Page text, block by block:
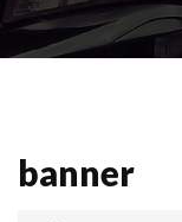
banner